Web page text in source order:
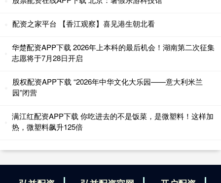
配资之家平台 【香江观察】喜见港生朝北看
华楚配资APP下载 2026年上本科的最后机会！湖南第二次征集
志愿将于7月28日开启
股权配资APP下载 “2026年中华文化大乐园——意大利米兰
园”闭营
满江红配资APP下载 你吃进去的不是饭菜，是微塑料！这样加
热，微塑料飙升125倍